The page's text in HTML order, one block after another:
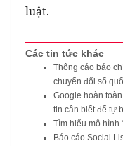
luật.
Các tin tức khác
Thông cáo báo
chuyển đổi số
Google hoàn
tin cần biết để tự
Tìm hiểu mô hình
Báo cáo Social